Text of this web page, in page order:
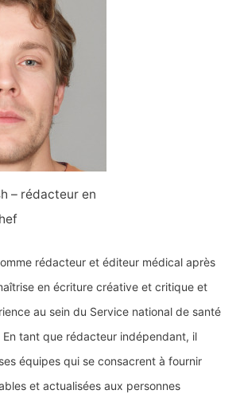
– rédacteur en
rédacteur et éditeur médical après
en écriture créative et critique et
au sein du Service national de santé
tant que rédacteur indépendant, il
équipes qui se consacrent à fournir
et actualisées aux personnes